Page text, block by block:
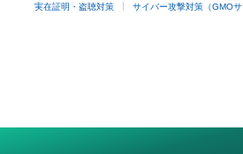
実在証明・盗聴対策 サイバー攻撃対策（GMO